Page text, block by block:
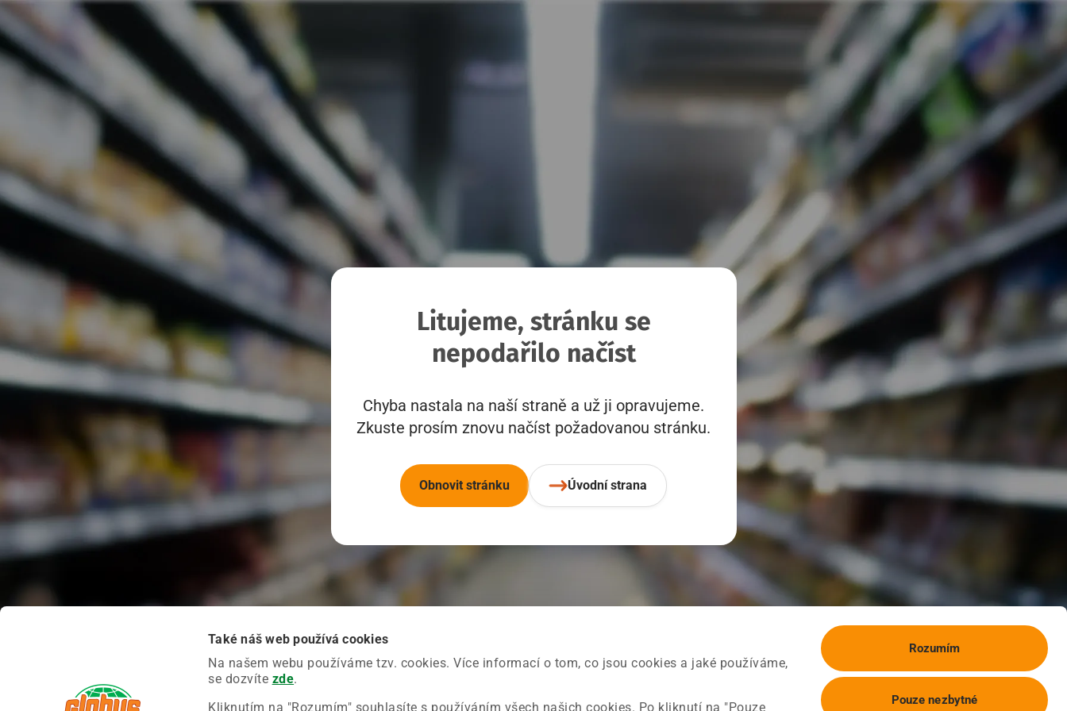
Také náš web používá cookies
Na našem webu používáme tzv. cookies. Více informací o tom, co jsou cookies a jaké používáme,
se dozvíte zde.
Kliknutím na "Rozumím" souhlasíte s používáním všech našich cookies. Po kliknutí na "Pouze
Rozumím
Pouze nezbytné
Litujeme, stránku se
nepodařilo načíst
Chyba nastala na naší straně a už ji opravujeme.
Zkuste prosím znovu načíst požadovanou stránku.
Obnovit stránku Úvodní strana